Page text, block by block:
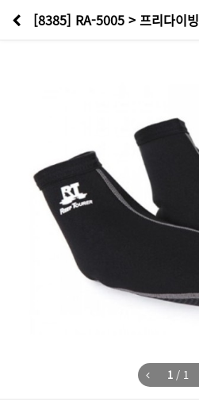
[8385] RA-5005 > 프리다이빙
1/ 1